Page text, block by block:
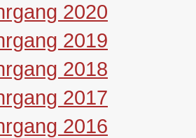
2020
2019
2018
2017
2016